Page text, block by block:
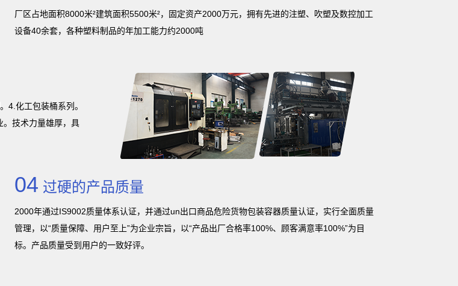
厂区占地面积8000米²建筑面积5500米²，固定资产2000万元，拥有先进的注塑、吹塑及数控加工
设备40余套，各种塑料制品的年加工能力约2000吨
4.化工包装桶系列。
。技术力量雄厚，具
04 过硬的产品质量
2000年通过IS9002质量体系认证，并通过un出口商品危险货物包装容器质量认证，实行全面质量
管理，以“质量保障、用户至上”为企业宗旨，以“产品出厂合格率100%、顾客满意率100%”为目
标。产品质量受到用户的一致好评。